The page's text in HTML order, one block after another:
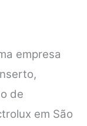
empresa
de
em São